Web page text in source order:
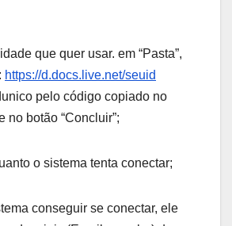
que quer usar. em “Pasta”,
https://d.docs.live.net/seuid
pelo código copiado no
no botão “Concluir”;
o sistema tenta conectar;
conseguir se conectar, ele